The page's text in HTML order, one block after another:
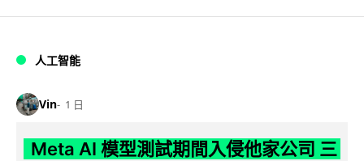
人工智能
Vin 1 日
Meta AI 模型測試期間入侵他家公司 三